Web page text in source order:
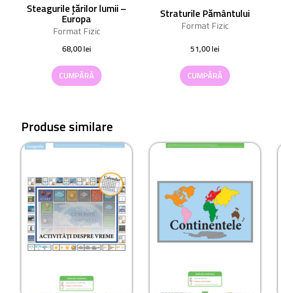
Steagurile țărilor lumii –
Europa
Format Fizic
68,00lei
CUMPĂRĂ
Straturile Pământului
Format Fizic
51,00lei
CUMPĂRĂ
Produse similare